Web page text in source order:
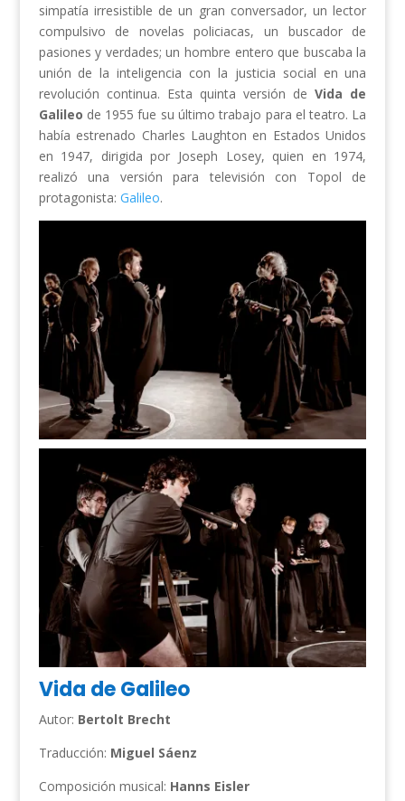
simpatía irresistible de un gran conversador, un lector
compulsivo de novelas policiacas, un buscador de
pasiones y verdades; un hombre entero que buscaba la
unión de la inteligencia con la justicia social en una
revolución continua. Esta quinta versión deVida de
Galileo de 1955 fue su último trabajo para el teatro. La
había estrenado Charles Laughton en Estados Unidos
en 1947, dirigida por Joseph Losey, quien en 1974,
realizó una versión para televisión con Topol de
protagonista: Galileo.
Vida de Galileo
Autor: Bertolt Brecht
Traducción: Miguel Sáenz
Composición musical: Hanns Eisler